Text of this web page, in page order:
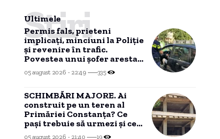
Ultimele
Știri
Permis fals, prieteni
implicați, minciuni la Poliție
și revenire în trafic.
Povestea unui șofer arestat
la Constanța.
05 august 2026 - 22:49 335
SCHIMBĂRI MAJORE. Ai
construit pe un teren al
Primăriei Constanța? Ce
pași trebuie să urmezi și ce
costuri implică
05 august 2026 - 21:40 19